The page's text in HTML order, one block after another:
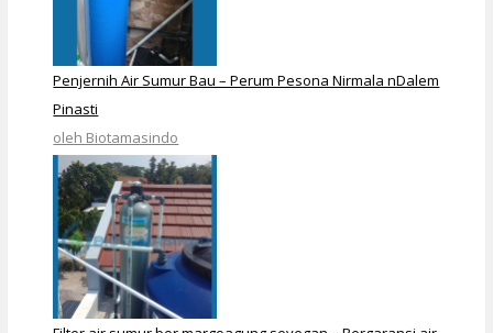
Penjernih Air Sumur Bau – Perum Pesona Nirmala nDalem
Pinasti
oleh Biotamasindo